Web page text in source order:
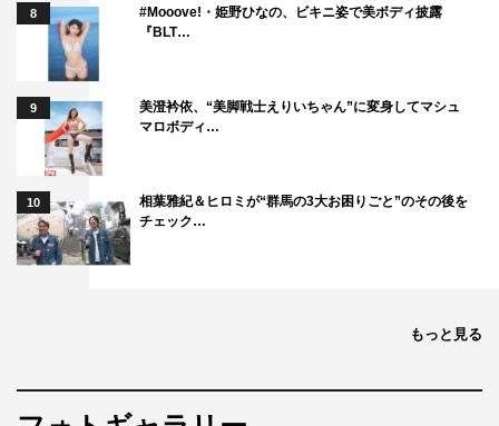
8
#Mooove!・姫野ひなの、ビキニ姿で美ボディ披露
『BLT…
9
美澄衿依、“美脚戦士えりいちゃん”に変身してマシュ
マロボディ…
10
相葉雅紀＆ヒロミが“群馬の3大お困りごと”のその後を
チェック…
もっと見る